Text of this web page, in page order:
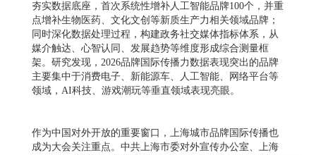
夯实数据底座，首次系统性增补人工智能品牌100个，并重
点增补生物医药、文化文创等新质生产力相关领域品牌；
同时深化数据处理过程，构建政务社交媒体指标体系，从
媒介触达、心智认同、发展趋势等维度形成综合测量框
架。研究发现，2026品牌国际传播力数据表现突出的品牌
主要集中于消费电子、新能源车、人工智能、网络平台等
领域，AI科技、游戏潮玩等垂直领域表现亮眼。
作为中国对外开放的重要窗口，上海城市品牌国际传播也
成为大会关注重点。中共上海市委对外宣传办公室、上海